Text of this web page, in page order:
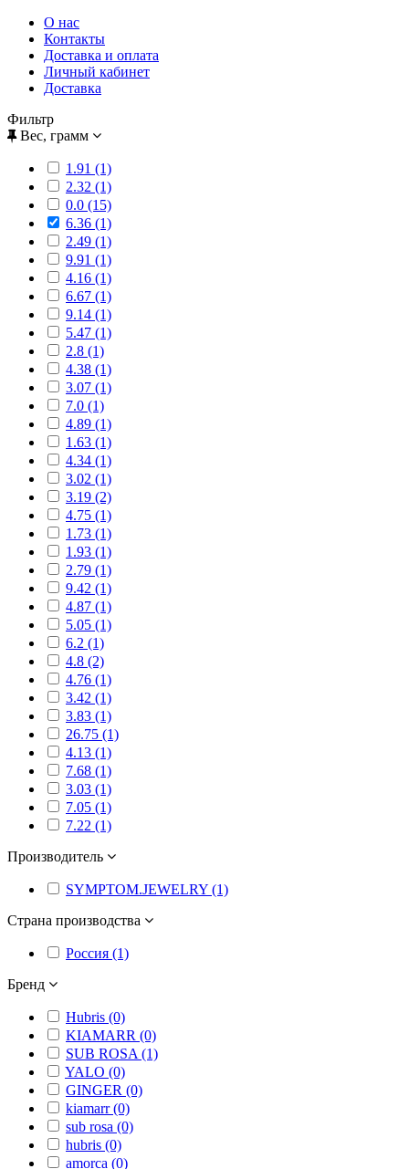
О нас
Контакты
Доставка и оплата
Личный кабинет
Доставка
Фильтр
Вес, грамм
1.91 (1)
2.32 (1)
0.0 (15)
6.36 (1)
2.49 (1)
9.91 (1)
4.16 (1)
6.67 (1)
9.14 (1)
5.47 (1)
2.8 (1)
4.38 (1)
3.07 (1)
7.0 (1)
4.89 (1)
1.63 (1)
4.34 (1)
3.02 (1)
3.19 (2)
4.75 (1)
1.73 (1)
1.93 (1)
2.79 (1)
9.42 (1)
4.87 (1)
5.05 (1)
6.2 (1)
4.8 (2)
4.76 (1)
3.42 (1)
3.83 (1)
26.75 (1)
4.13 (1)
7.68 (1)
3.03 (1)
7.05 (1)
7.22 (1)
Производитель
SYMPTOM.JEWELRY (1)
Страна производства
Россия (1)
Бренд
Hubris (0)
KIAMARR (0)
SUB ROSA (1)
YALO (0)
GINGER (0)
kiamarr (0)
sub rosa (0)
hubris (0)
amorca (0)